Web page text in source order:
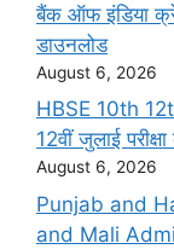
बैंक ऑफ इंडिया
डाउनलोड
August 6, 2026
HBSE 10th
12वीं जुलाई
August 6, 2026
Punjab and
and Mali